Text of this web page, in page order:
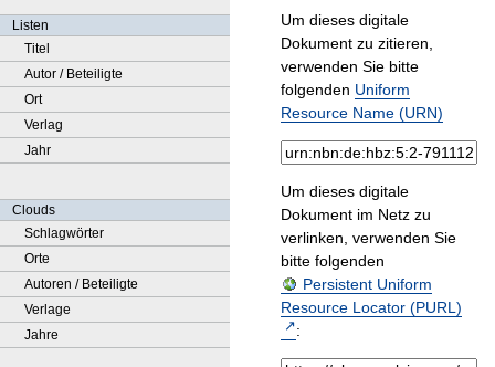
Listen
Titel
Autor / Beteiligte
Ort
Verlag
Jahr
Clouds
Schlagwörter
Orte
Autoren / Beteiligte
Verlage
Jahre
Um dieses digitale
Dokument zu zitieren,
verwenden Sie bitte
folgenden Uniform
Resource Name (URN)
Um dieses digitale
Dokument im Netz zu
verlinken, verwenden Sie
bitte folgenden
Persistent Uniform
Resource Locator (PURL)
: